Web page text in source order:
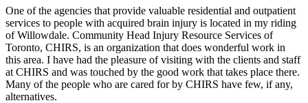
One of the agencies that provide valuable residential and outpatient
services to people with acquired brain injury is located in my riding
of Willowdale. Community Head Injury Resource Services of
Toronto, CHIRS, is an organization that does wonderful work in
this area. I have had the pleasure of visiting with the clients and staff
at CHIRS and was touched by the good work that takes place there.
Many of the people who are cared for by CHIRS have few, if any,
alternatives.